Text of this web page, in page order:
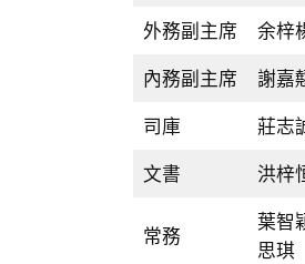
外務副主席 余梓
內務副主席 謝嘉
司庫 莊志
文書 洪梓
常務
葉智
思琪